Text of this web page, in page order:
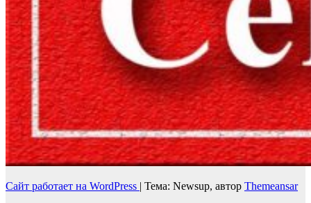
Сайт работает на WordPress | Тема: Newsup, автор Themeansar